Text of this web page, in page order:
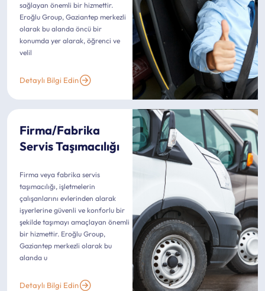
sağlayan önemli bir hizmettir.
Eroğlu Group, Gaziantep merkezli
olarak bu alanda öncü bir
konumda yer alarak, öğrenci ve
velil
Detaylı Bilgi Edin
Firma/Fabrika
Servis Taşımacılığı
Firma veya fabrika servis
taşımacılığı, işletmelerin
çalışanlarını evlerinden alarak
işyerlerine güvenli ve konforlu bir
şekilde taşımayı amaçlayan önemli
bir hizmettir. Eroğlu Group,
Gaziantep merkezli olarak bu
alanda u
Detaylı Bilgi Edin